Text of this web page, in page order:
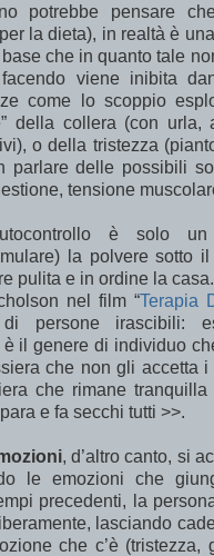
potrebbe pensare
la dieta), in realtà è
che in quanto tale
viene inibita
come lo scoppio
della collera (con urla,
o della tristezza
parlare delle possibili
tensione
è solo
la polvere sotto il
pulita e in ordine la casa.
nel film “Terapia
persone irascibili:
il genere di individuo
che non gli accetta i
che rimane tranquilla
e fa secchi tutti >>.
, d’altro canto, si
le emozioni che
precedenti, la
lasciando
che c’è (tristezza,